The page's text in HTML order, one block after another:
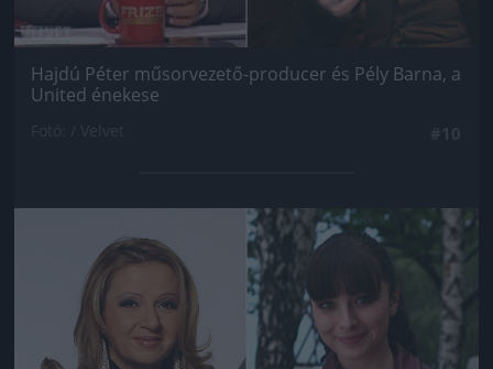
Hajdú Péter műsorvezető-producer és Pély Barna, a
United énekese
Jön még kép!